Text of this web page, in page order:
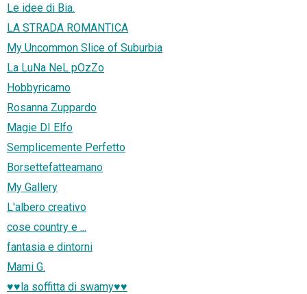
Le idee di Bia.
LA STRADA ROMANTICA
My Uncommon Slice of Suburbia
La LuNa NeL pOzZo
Hobbyricamo
Rosanna Zuppardo
Magie DI Elfo
Semplicemente Perfetto
Borsettefatteamano
My Gallery
L'albero creativo
cose country e ...
fantasia e dintorni
Mami G.
♥♥la soffitta di swamy♥♥